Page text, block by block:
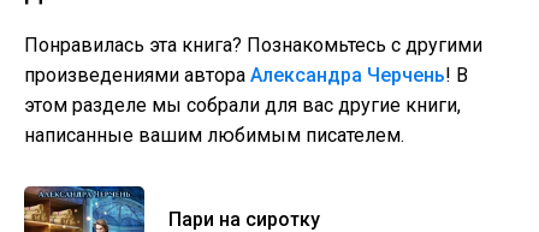
Понравилась эта книга? Познакомьтесь с другими
произведениями автора Александра Черчень! В
этом разделе мы собрали для вас другие книги,
написанные вашим любимым писателем.
Пари на сиротку